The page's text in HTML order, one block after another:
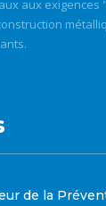
aux exigences
de la